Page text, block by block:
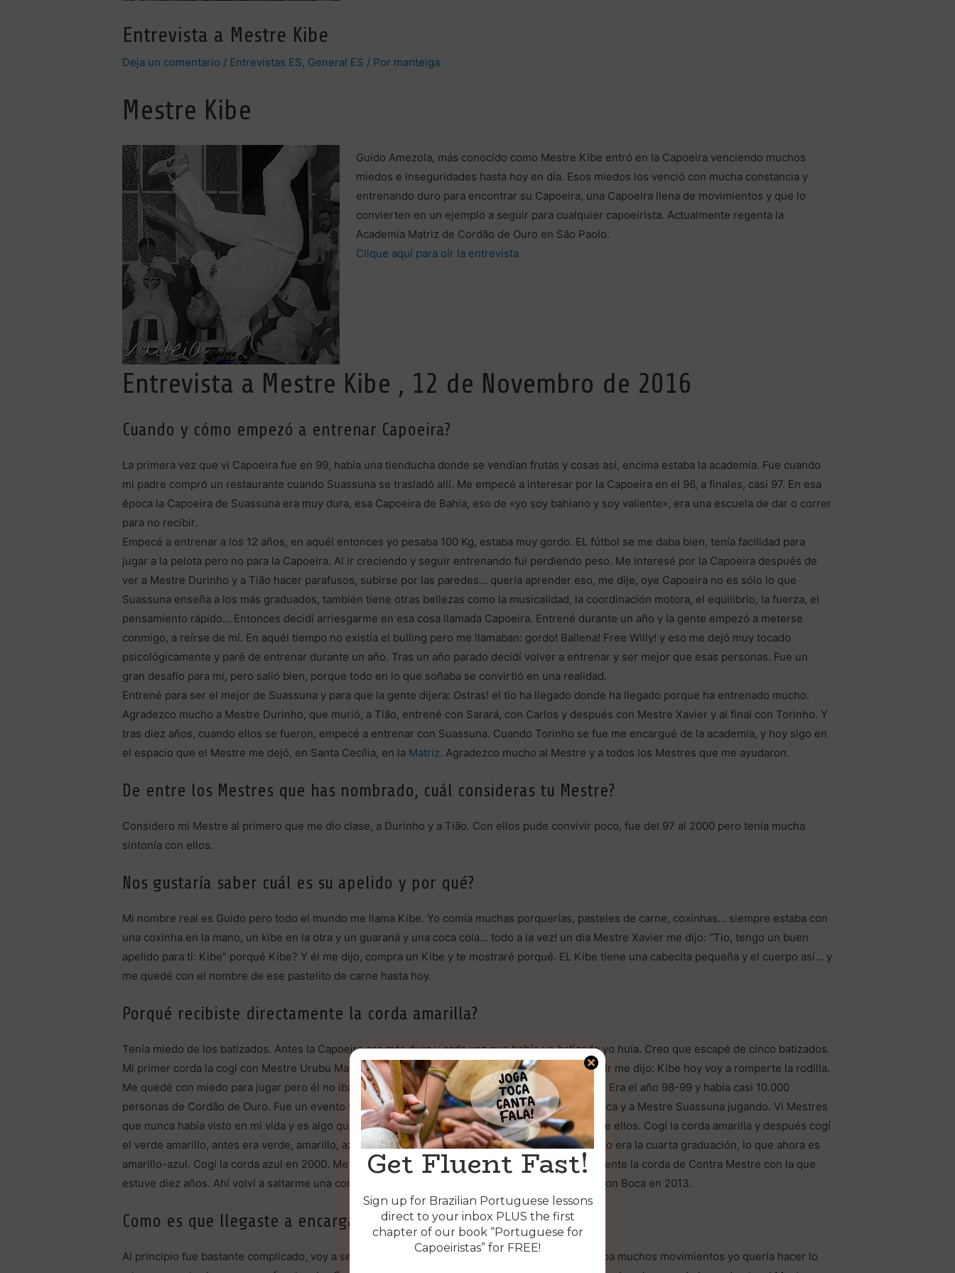
Entrevista a Mestre Kibe
Deja un comentario / Entrevistas ES, General ES / Por manteiga
Mestre Kibe
Guido Amezola, más conocido como Mestre Kibe entró en la Capoeira venciendo muchos
miedos e inseguridades hasta hoy en día. Esos miedos los venció con mucha constancia y
entrenando duro para encontrar su Capoeira, una Capoeira llena de movimientos y que lo
convierten en un ejemplo a seguir para cualquier capoeirista. Actualmente regenta la
Academia Matriz de Cordão de Ouro en São Paolo.
Clique aquí para oír la entrevista
Entrevista a Mestre Kibe , 12 de Novembro de 2016
Cuando y cómo empezó a entrenar Capoeira?
La primera vez que vi Capoeira fue en 99, había una tienducha donde se vendían frutas y cosas así, encima estaba la academia. Fue cuando
mi padre compró un restaurante cuando Suassuna se trasladó allí. Me empecé a interesar por la Capoeira en el 96, a finales, casi 97. En esa
época la Capoeira de Suassuna era muy dura, esa Capoeira de Bahia, eso de «yo soy bahiano y soy valiente», era una escuela de dar o correr
para no recibir.
Empecé a entrenar a los 12 años, en aquél entonces yo pesaba 100 Kg, estaba muy gordo. EL fútbol se me daba bien, tenía facilidad para
jugar a la pelota pero no para la Capoeira. Al ir creciendo y seguir entrenando fui perdiendo peso. Me interesé por la Capoeira después de
ver a Mestre Durinho y a Tião hacer parafusos, subirse por las paredes… quería aprender eso, me dije, oye Capoeira no es sólo lo que
Suassuna enseña a los más graduados, también tiene otras bellezas como la musicalidad, la coordinación motora, el equilibrio, la fuerza, el
pensamiento rápido… Entonces decidí arriesgarme en esa cosa llamada Capoeira. Entrené durante un año y la gente empezó a meterse
conmigo, a reírse de mí. En aquél tiempo no existía el bulling pero me llamaban: gordo! Ballena! Free Willy! y eso me dejó muy tocado
psicológicamente y paré de entrenar durante un año. Tras un año parado decidí volver a entrenar y ser mejor que esas personas. Fue un
gran desafío para mí, pero salió bien, porque todo en lo que soñaba se convirtió en una realidad.
Entrené para ser el mejor de Suassuna y para que la gente dijera: Ostras! el tío ha llegado donde ha llegado porque ha entrenado mucho.
Agradezco mucho a Mestre Durinho, que murió, a Tião, entrené con Sarará, con Carlos y después con Mestre Xavier y al final con Torinho. Y
tras diez años, cuando ellos se fueron, empecé a entrenar con Suassuna. Cuando Torinho se fue me encargué de la academia, y hoy sigo en
el espacio que el Mestre me dejó, en Santa Cecília, en la Matriz. Agradezco mucho al Mestre y a todos los Mestres que me ayudaron.
De entre los Mestres que has nombrado, cuál consideras tu Mestre?
Considero mi Mestre al primero que me dio clase, a Durinho y a Tião. Con ellos pude convivir poco, fue del 97 al 2000 pero tenía mucha
sintonía con ellos.
Nos gustaría saber cuál es su apelido y por qué?
Mi nombre real es Guido pero todo el mundo me llama Kibe. Yo comía muchas porquerías, pasteles de carne, coxinhas… siempre estaba con
una coxinha en la mano, un kibe en la otra y un guaraná y una coca cola… todo a la vez! un día Mestre Xavier me dijo: “Tio, tengo un buen
apelido para ti: Kibe” porqué Kibe? Y él me dijo, compra un Kibe y te mostraré porqué. EL Kibe tiene una cabecita pequeña y el cuerpo así… y
me quedé con el nombre de ese pastelito de carne hasta hoy.
Porqué recibiste directamente la corda amarilla?
Tenía miedo de los batizados. Antes la Capoeira era más dura y cada vez que había un batizado yo huía. Creo que escapé de cinco batizados.
Mi primer corda la cogí con Mestre Urubu Malandro, y como olvidé la cámara para grabarlo al salir me dijo: Kibe hoy voy a romperte la rodilla.
Me quedé con miedo para jugar pero él no iba a hacerlo, era el evento más grande de Suassuna. Era el año 98-99 y había casi 10.000
personas de Cordão de Ouro. Fue un evento top en mi vida, vi a Mestre Gato, a Mestre Mão Branca y a Mestre Suassuna jugando. Vi Mestres
que nunca había visto en mi vida y es algo que sigo agradeciendo a Dios ya que la gente viene de ellos. Cogí la corda amarilla y después cogí
el verde amarillo, antes era verde, amarillo, azul y verde-amarillo. Antiguamente el verde-amarillo era la cuarta graduación, lo que ahora es
amarillo-azul. Cogí la corda azul en 2000. Me quedé cuatro años en la azul y me dieron directamente la corda de Contra Mestre con la que
estuve diez años. Ahí volví a saltarme una corda y pasé directamente a la corda blanca amarilla con Boca en 2013.
Como es que llegaste a encargarte de la Matriz?
Al principio fue bastante complicado, voy a ser sincero, porque yo era un crío. Como yo entrenaba muchos movimientos yo quería hacer lo
Get Fluent Fast!
Sign up for Brazilian Portuguese lessons
direct to your inbox PLUS the first
chapter of our book “Portuguese for
Capoeiristas” for FREE!